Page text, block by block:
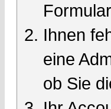
Ihnen
eine
ob Sie